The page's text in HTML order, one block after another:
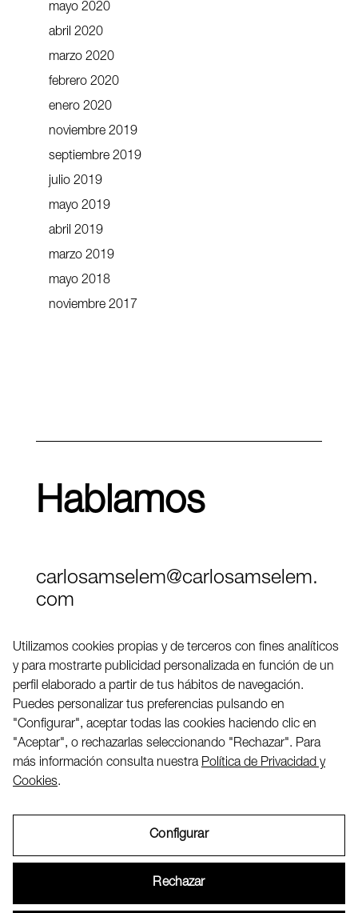
mayo 2020
abril 2020
marzo 2020
febrero 2020
enero 2020
noviembre 2019
septiembre 2019
julio 2019
mayo 2019
abril 2019
marzo 2019
mayo 2018
noviembre 2017
Hablamos
carlosamselem@carlosamselem.
com
Twitter
LinkedIN
2026 ©
Utilizamos cookies propias y de terceros con fines analíticos
y para mostrarte publicidad personalizada en función de un
perfil elaborado a partir de tus hábitos de navegación.
Puedes personalizar tus preferencias pulsando en
"Configurar", aceptar todas las cookies haciendo clic en
"Aceptar", o rechazarlas seleccionando "Rechazar". Para
más información consulta nuestra Política de Privacidad y
Cookies.
Configurar
Rechazar
Política de Privacidad y Cookies